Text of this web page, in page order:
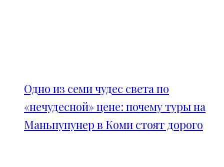
Одно из семи чудес света по
«нечудесной» цене: почему туры на
Маньпупунер в Коми стоят дорого